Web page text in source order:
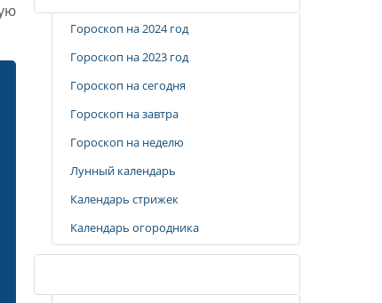
Гороскоп на 2024 год
Гороскоп на 2023 год
Гороскоп на сегодня
Гороскоп на завтра
Гороскоп на неделю
Лунный календарь
Календарь стрижек
Календарь огородника